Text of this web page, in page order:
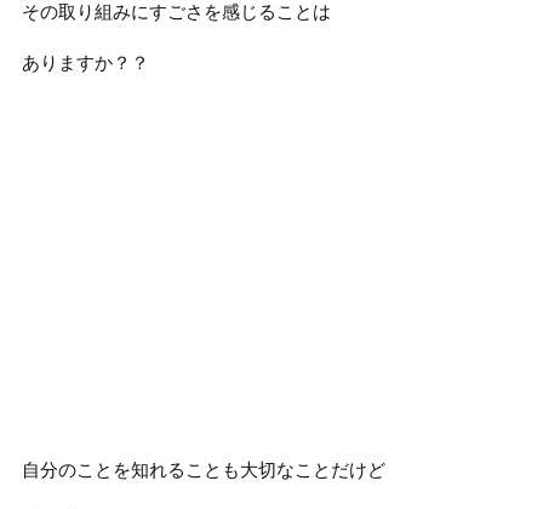
その取り組みにすごさを感じることは
ありますか？？
自分のことを知れることも大切なことだけど